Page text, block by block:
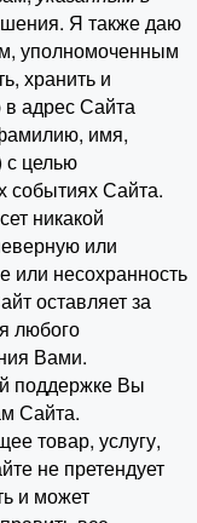
Я также даю
уполномоченным
хранить и
адрес Сайта
имя,
с целью
событиях Сайта.
никакой
или
или несохранность
оставляет за
любого
Вами.
поддержке Вы
Сайта.
товар, услугу,
не претендует
и может